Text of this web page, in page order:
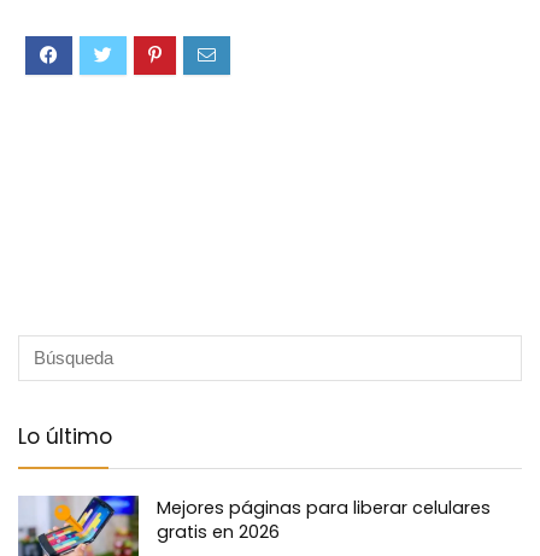
Lo último
Mejores páginas para liberar celulares
gratis en 2026